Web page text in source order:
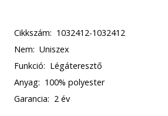
Cikkszám: 1032412-1032412
Nem: Uniszex
Funkció: Légáteresztő
Anyag: 100% polyester
Garancia: 2 év